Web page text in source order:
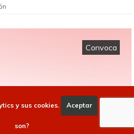
Convoca
empresarial
y sus cookies. Aceptar
son?